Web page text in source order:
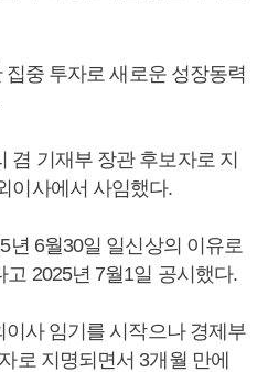
집중 투자로 새로운 성장동력
겸 기재부 장관 후보자로 지
이사에서 사임했다.
년 6월30일 일신상의 이유로
2025년 7월1일 공시했다.
사 임기를 시작으나 경제부
로 지명되면서 3개월 만에